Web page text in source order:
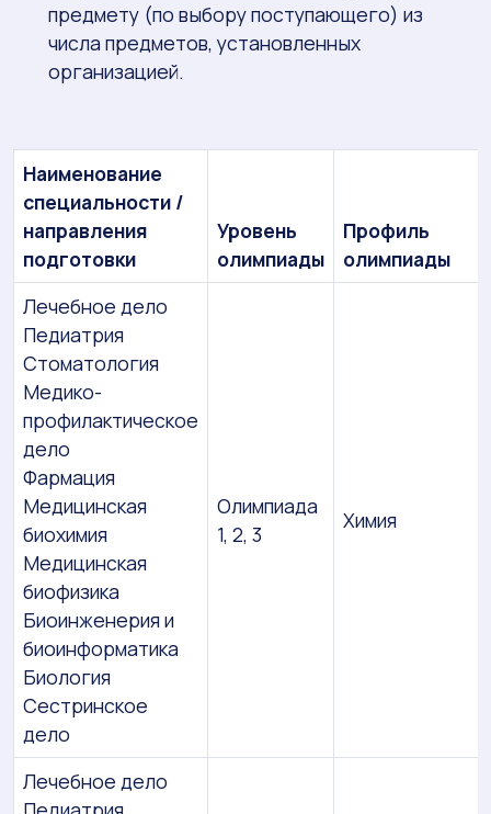
предмету (по выбору поступающего) из
числа предметов, установленных
организацией.
Наименование
специальности /
направления
подготовки
Уровень
олимпиады
Профиль
олимпиады
Лечебное дело
Педиатрия
Стоматология
Медико-
профилактическое
дело
Фармация
Медицинская
биохимия
Медицинская
биофизика
Биоинженерия и
биоинформатика
Биология
Сестринское
дело
Олимпиада
1, 2, 3
Химия
Лечебное дело